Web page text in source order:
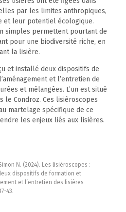
par les limites anthropiques,
et leur potentiel écologique.
simples permettent pourtant de
pour une biodiversité riche, en
la lisière.
et installé deux dispositifs de
et l’entretien de
et mélangées. L’un est situé
le Condroz. Ces lisièroscopes
martelage spécifique de ce
les enjeux liés aux lisières.
N. (2024). Les lisièroscopes :
dispositifs de formation et
et l’entretien des lisières
43.